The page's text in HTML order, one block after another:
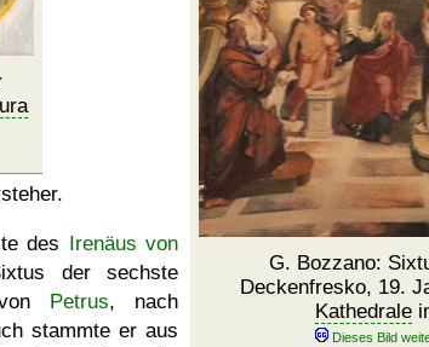
G. Bozzano:
Deckenfresko, 19.
Kathedrale
des Irenäus von
der sechste
Petrus, nach
stammte er aus